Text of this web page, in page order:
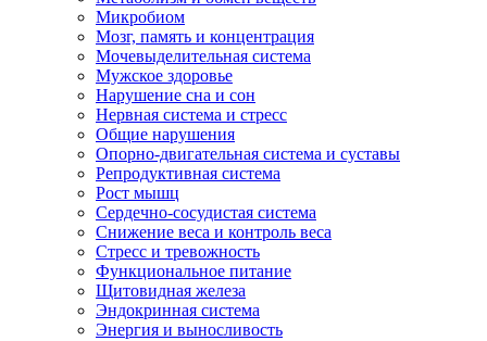
Микробиом
Мозг, память и концентрация
Мочевыделительная система
Мужское здоровье
Нарушение сна и сон
Нервная система и стресс
Общие нарушения
Опорно-двигательная система и суставы
Репродуктивная система
Рост мышц
Сердечно-сосудистая система
Снижение веса и контроль веса
Стресс и тревожность
Функциональное питание
Щитовидная железа
Эндокринная система
Энергия и выносливость